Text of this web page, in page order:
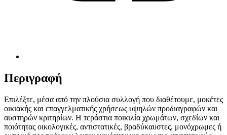
Περιγραφή
Επιλέξτε, μέσα από την πλούσια συλλογή που διαθέτουμε, μοκέτες
οικιακής και επαγγελματικής χρήσεως υψηλών προδιαγραφών και
αυστηρών κριτηρίων. Η τεράστια ποικιλία χρωμάτων, σχεδίων και
ποιότητας οικολογικές, αντιστατικές, βραδύκαυστες, μονόχρωμες ή